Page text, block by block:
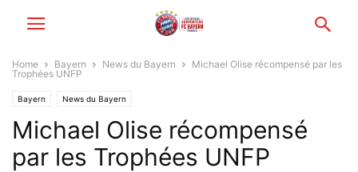
Home Bayern News du Bayern
Michael Olise récompensé par les
Trophées UNFP
Bayern News du Bayern
Michael Olise récompensé
par les Trophées UNFP